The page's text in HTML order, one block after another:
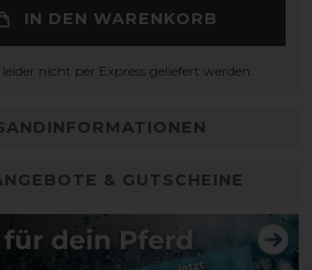
IN DEN WARENKORB
nicht per Express geliefert werden.
& GUTSCHEINE